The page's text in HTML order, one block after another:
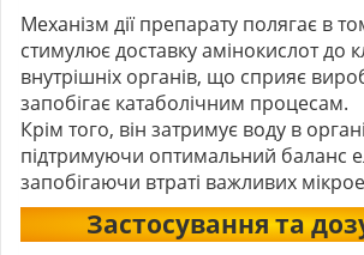
Механізм дії препарату полягає в
стимулює доставку амінокислот до
внутрішніх органів, що сприяє
запобігає катаболічним процесам.
Крім того, він затримує воду в
підтримуючи оптимальний баланс
запобігаючи втраті важливих
Застосування та